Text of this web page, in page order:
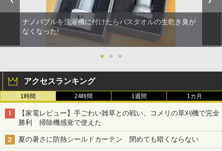
ナノバブルを洗濯機に付けたらバスタオルの生乾き臭が
なくなった!
● ● ●
アクセスランキング
1時間 24時間 1週間 1カ月
【家電レビュー】手ごわい雑草との戦い、コメリの草刈機で完全
勝利 掃除機感覚で使えた
夏の暑さに防熱シールドカーテン 閉めても暗くならない